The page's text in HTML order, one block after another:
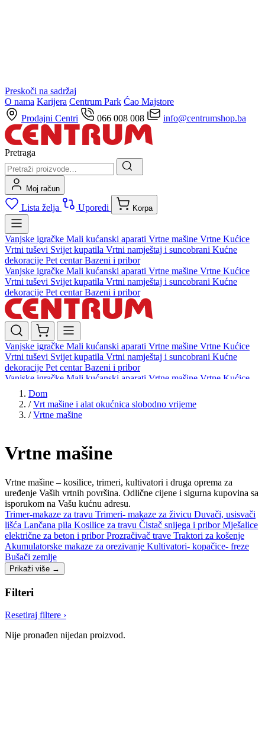
Preskoči na sadržaj
O nama Karijera Centrum Park Ćao Majstore
Prodajni Centri
066 008 008 info@centrumshop.ba
Pretraga
Moj račun
Lista želja Uporedi Korpa
Vanjske igračke Mali kućanski aparati Vrtne mašine Vrtne Kućice
Vrtni tuševi Svijet kupatila Vrtni namještaj i suncobrani Kućne
dekoracije Pet centarBazeni i pribor
Vanjske igračke Mali kućanski aparati Vrtne mašine Vrtne Kućice
Vrtni tuševi Svijet kupatila Vrtni namještaj i suncobrani Kućne
dekoracije Pet centarBazeni i pribor
Vanjske igračke Mali kućanski aparati Vrtne mašine Vrtne Kućice
Vrtni tuševi Svijet kupatila Vrtni namještaj i suncobrani Kućne
dekoracije Pet centarBazeni i pribor
Vanjske igračke Mali kućanski aparati Vrtne mašine Vrtne Kućice
Vrtni tuševi
dekoracijePet centar Bazeni i pribor
Dom
/ Vrt mašine i alat okućnica slobodno vrijeme
/ Vrtne mašine
Vrtne mašine
Vrtne mašine – kosilice, trimeri, kultivatori i druga oprema za
uređenje Vaših vrtnih površina. Odlične cijene i sigurna kupovina sa
isporukom na Vašu kućnu adresu.
Trimer-makaze za travu Trimeri- makaze za živicu Duvači, usisvači
lišća Lančana pila Kosilice za travu Čistač snijega i priborMješalice
električne za beton i priborProzračivač trave Traktori za košenje
Akumulatorske makaze za orezivanje Kultivatori- kopačice- freze
Bušači zemlje
Prikaži više →
Filteri
Resetiraj filtere ›
Nije pronađen nijedan proizvod.